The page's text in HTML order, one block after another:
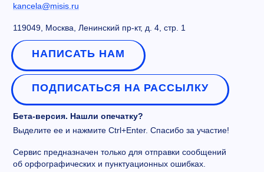
kancela@misis.ru
119049, Москва, Ленинский пр-кт, д. 4, стр. 1
НАПИСАТЬ НАМ
ПОДПИСАТЬСЯ НА РАССЫЛКУ
Бета-версия. Нашли опечатку?
Выделите ее и нажмите Ctrl+Enter. Спасибо за участие!
Сервис предназначен только для отправки сообщений
об орфографических и пунктуационных ошибках.